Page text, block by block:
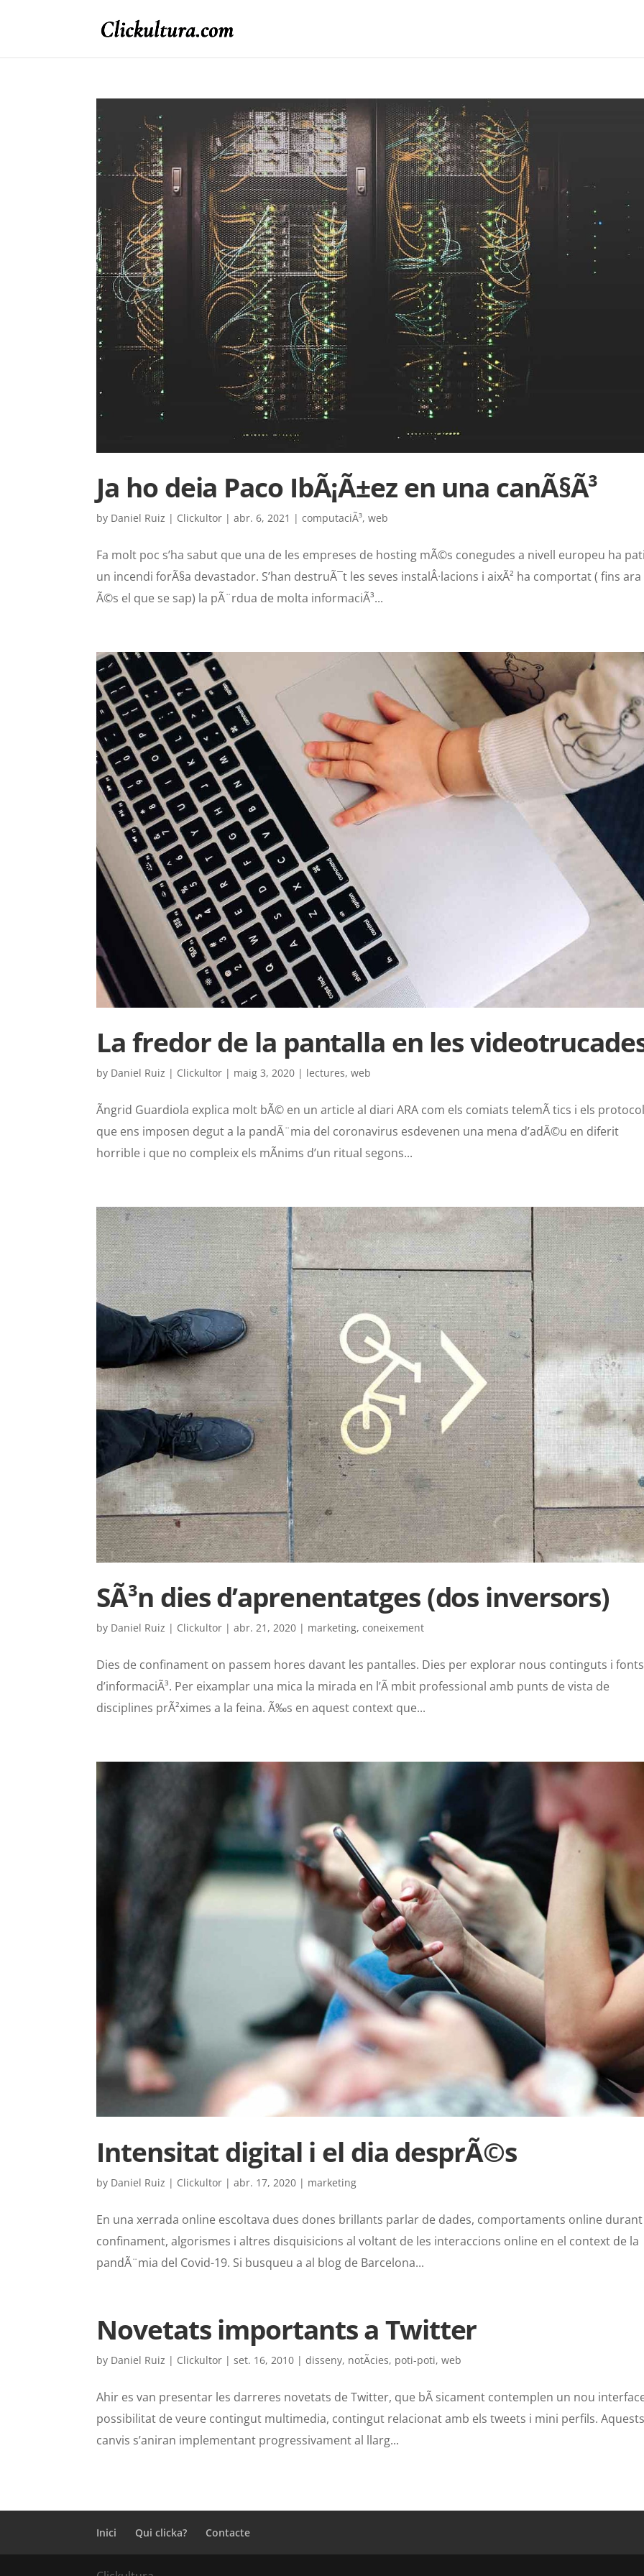
Ja ho deia Paco IbÃ¡Ã±ez en una canÃ§Ã³
by Daniel Ruiz | Clickultor |abr. 6, 2021 |computaciÃ³,web
Fa molt poc s’ha sabut que una de les empreses de hosting mÃ©s conegudes a nivell europeu ha
un incendi forÃ§a devastador. S’han destruÃ¯t les seves instalÂ·lacions i aixÃ² ha comportat ( fins ara
Ã©s el que se sap) la pÃ¨rdua de molta informaciÃ³...
La fredor de la pantalla en les
by Daniel Ruiz | Clickultor | maig 3, 2020 | lectures,web
Ãngrid Guardiola explica molt bÃ© en un article al diari ARA com els comiats telemÃ tics i els
que ens imposen degut a la pandÃ¨mia del coronavirus esdevenen una mena d’adÃ©u en diferit
horrible i que no compleix els mÃ­nims d’un ritual segons...
SÃ³n dies d’aprenentatges (dos inversors)
by Daniel Ruiz | Clickultor |abr. 21, 2020 | marketing,coneixement
Dies de confinament on passem hores davant les pantalles. Dies per explorar nous continguts i fonts
d’informaciÃ³. Per eixamplar una mica la mirada en l’Ã mbit professional amb punts de vista de
disciplines prÃ²ximes a la feina. Ã‰s en aquest context que...
Intensitat digital i el dia desprÃ©s
by Daniel Ruiz | Clickultor |abr. 17, 2020 | marketing
En una xerrada online escoltava dues dones brillants parlar de dades, comportaments online
confinament, algorismes i altres disquisicions al voltant de les interaccions online en el context de la
pandÃ¨mia del Covid-19. Si busqueu a al blog de Barcelona...
Novetats importants a Twitter
by Daniel Ruiz | Clickultor |set. 16, 2010 |disseny, notÃ­cies, poti-poti,web
Ahir es van presentar les darreres novetats de Twitter, que bÃ sicament contemplen un nou
possibilitat de veure contingut multimedia, contingut relacionat amb els tweets i mini perfils.
canvis s’aniran implementant progressivament al llarg...
Inici Qui clicka? Contacte